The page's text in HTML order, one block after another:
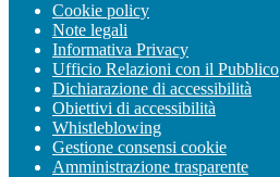
Cookie policy
Note legali
Informativa Privacy
Ufficio Relazioni con il Pubblico
Dichiarazione di accessibilità
Obiettivi di accessibilità
Whistleblowing
Gestione consensi cookie
Amministrazione trasparente